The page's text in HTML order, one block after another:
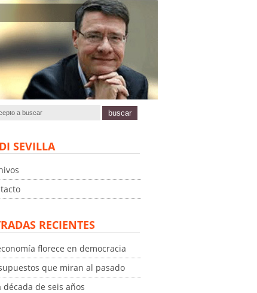
SEVILLA
RECIENTES
florece en democracia
que miran al pasado
década de seis años